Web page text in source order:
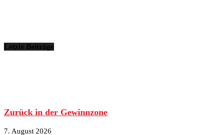
Letzte Beiträge
Zurück in der Gewinnzone
7. August 2026